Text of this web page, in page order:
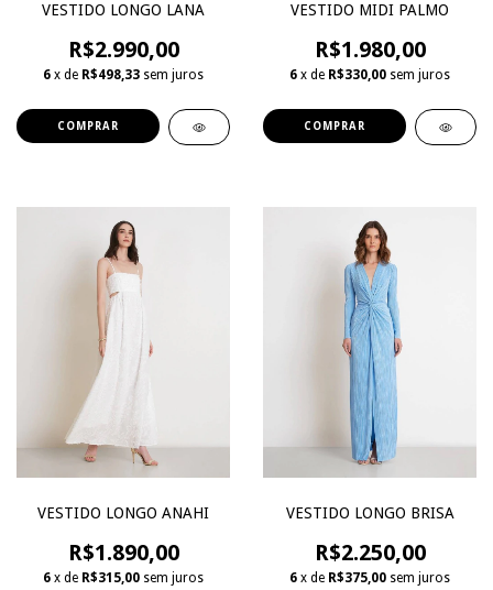
VESTIDO LONGO LANA
R$2.990,00
6 x de R$498,33 sem juros
COMPRAR
VESTIDO MIDI PALMO
R$1.980,00
6 x de R$330,00 sem juros
COMPRAR
VESTIDO LONGO ANAHI
R$1.890,00
6 x de R$315,00 sem juros
VESTIDO LONGO BRISA
R$2.250,00
6 x de R$375,00 sem juros